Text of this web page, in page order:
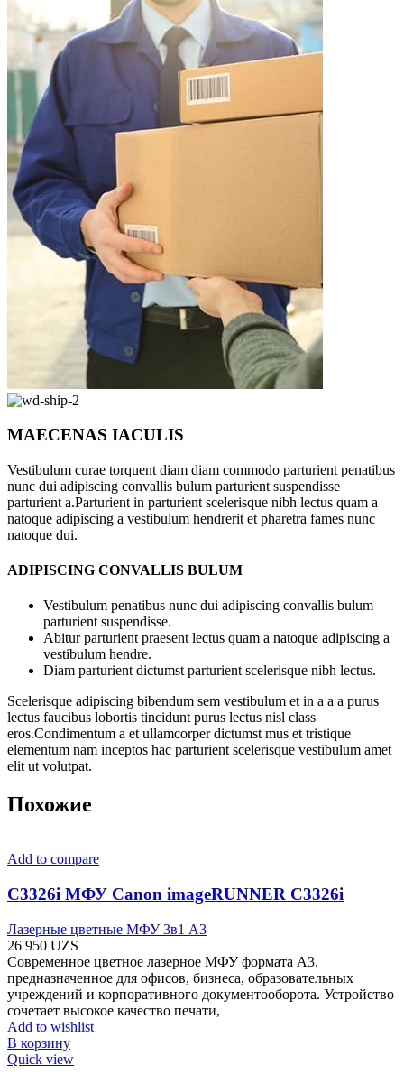
MAECENAS IACULIS
Vestibulum curae torquent diam diam commodo parturient penatibus
nunc dui adipiscing convallis bulum parturient suspendisse
parturient a.Parturient in parturient scelerisque nibh lectus quam a
natoque adipiscing a vestibulum hendrerit et pharetra fames nunc
natoque dui.
ADIPISCING CONVALLIS BULUM
Vestibulum penatibus nunc dui adipiscing convallis bulum
parturient suspendisse.
Abitur parturient praesent lectus quam a natoque adipiscing a
vestibulum hendre.
Diam parturient dictumst parturient scelerisque nibh lectus.
Scelerisque adipiscing bibendum sem vestibulum et in a a a purus
lectus faucibus lobortis tincidunt purus lectus nisl class
eros.Condimentum a et ullamcorper dictumst mus et tristique
elementum nam inceptos hac parturient scelerisque vestibulum amet
elit ut volutpat.
Похожие
Add to compare
C3326i МФУ Canon imageRUNNER C3326i
Лазерные цветные МФУ 3в1 А3
26 950 UZS
Современное цветное лазерное МФУ формата A3,
предназначенное для офисов, бизнеса, образовательных
учреждений и корпоративного документооборота. Устройство
сочетает высокое качество печати,
Add to wishlist
В корзину
Quick view